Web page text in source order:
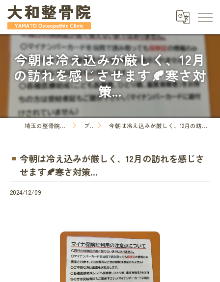
今朝は冷え込みが厳しく、12月
の訪れを感じさせます🍂寒さ対
策...
埼玉の整骨院なら大和整骨院 ブログ 今朝は冷え込みが厳しく、12月の訪れを感じさせます🍂寒さ対策...
今朝は冷え込みが厳しく、12月の訪れを感じさ
せます🍂寒さ対策...
2024/12/09